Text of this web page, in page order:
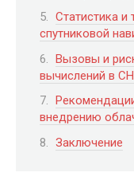
Статистика и
спутниковой
Вызовы и
вычислений в
внедрению
Заключение